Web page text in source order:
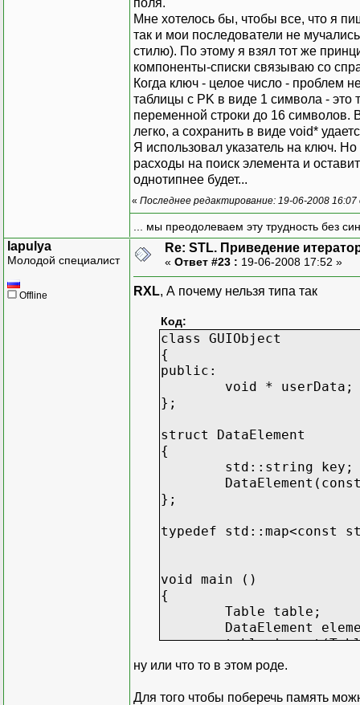
Мне хотелось бы, чтобы все, что я
так и мои последователи не
стилю). По этому я взял тот же
компоненты-списки связываю со
Когда ключ - целое число - проблем
таблицы с PK в виде 1 символа - это
переменной строки до 16 символов.
легко, а сохранить в виде void*
Я использовал указатель на ключ. Но
расходы на поиск элемента и
однотипнее будет...
« Последнее редактирование: 19-06-2008
... мы преодолеваем эту трудность без
lapulya
Молодой специалист
Offline
Re: STL. Приведение
« Ответ #23 : 19-06-2008 17:52 »
RXL, А почему нельзя типа так
Код:
class GUIObject
{
public:
void * userData;
};
struct DataElement
{
std::string key;
};
typedef std::map<const
void main ()
{
Table table;
DataElement
GUIObject *
object-
ну или что то в этом роде.
Для того чтобы поберечь память